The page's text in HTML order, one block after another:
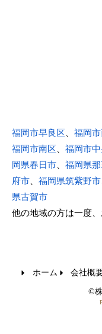
福岡市早良区 福岡市
福岡市南区
福岡市中
岡県春日市
福岡県
府市
福岡県筑紫野市
県古賀市
他の地域の方は一度
ホーム 会社概
©